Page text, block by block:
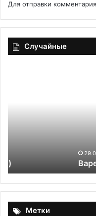
Для отправки
Случайные
Варенье из лука и
Метки